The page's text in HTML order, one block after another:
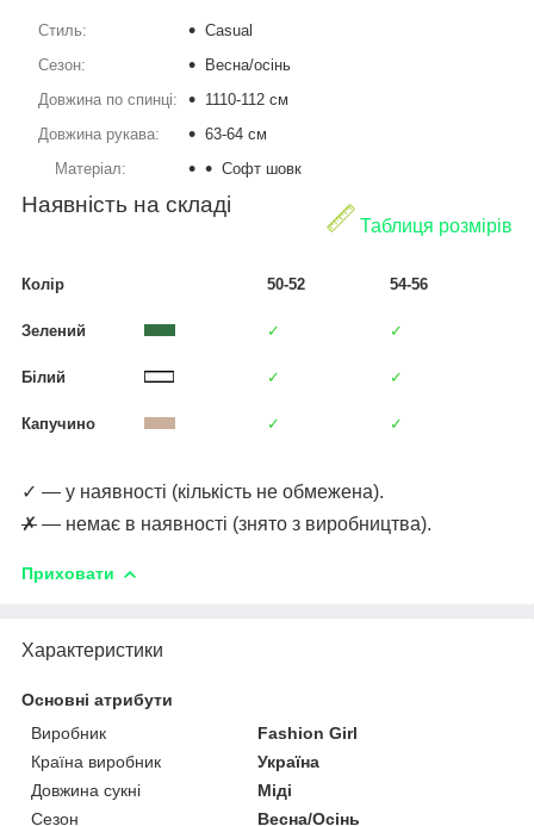
Стиль:
Casual
Сезон:
Весна/осінь
Довжина по спинці:
1110-112 см
Довжина рукава:
63-64 см
Матеріал:
Софт шовк
Таблиця розмірів
Наявність на складі
Колір 50-52 54-56
Зелений ✓ ✓
Білий ✓ ✓
Капучино ✓ ✓
✓ — у наявності (кількість не обмежена).
✗ — немає в наявності (знято з виробництва).
Приховати
Характеристики
Основні атрибути
Виробник
Fashion Girl
Країна виробник
Україна
Довжина сукні
Міді
Сезон
Весна/Осінь